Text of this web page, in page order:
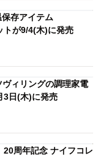
存アイテム
トが9/4(木)に発売
ィリングの調理家電
3日(木)に発売
20周年記念 ナイフコレ